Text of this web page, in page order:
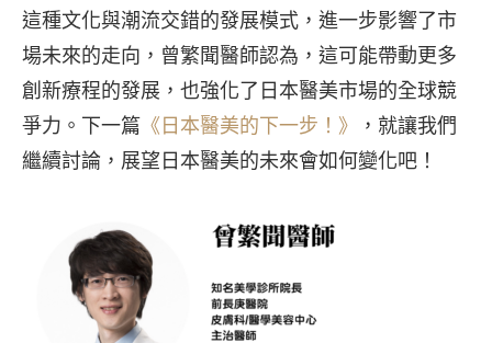
這種文化與潮流交錯的發展模式，進一步影響了市
場未來的走向，曾繁聞醫師認為，這可能帶動更多
創新療程的發展，也強化了日本醫美市場的全球競
爭力。下一篇 《日本醫美的下一步！》
，就讓我們
繼續討論，展望日本醫美的未來會如何變化吧！